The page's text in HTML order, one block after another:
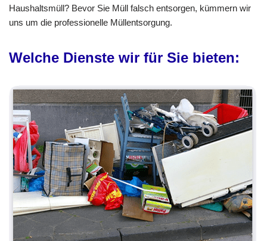
Haushaltsmüll? Bevor Sie Müll falsch entsorgen, kümmern wir
uns um die professionelle Müllentsorgung.
Welche Dienste wir für Sie bieten: